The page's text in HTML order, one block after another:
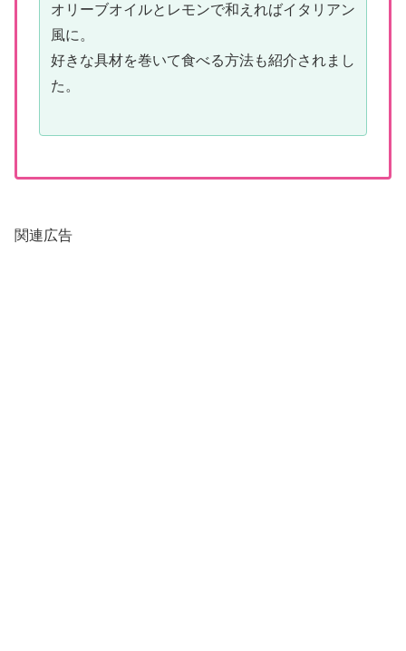
オリーブオイルとレモンで和えればイタリアン
風に。
好きな具材を巻いて食べる方法も紹介されまし
た。
関連広告